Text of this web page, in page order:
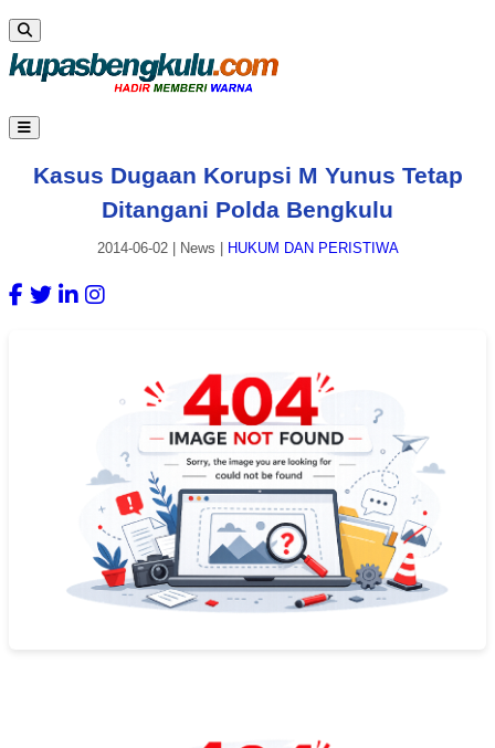
Kasus Dugaan Korupsi M Yunus Tetap
Ditangani Polda Bengkulu
2014-06-02| News HUKUM DAN PERISTIWA